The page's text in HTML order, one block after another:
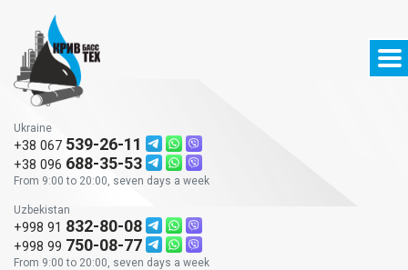
Ukraine
+38 067 539-26-11
+38 096 688-35-53
From 9:00 to 20:00, seven days a week
Uzbekistan
+998 91 832-80-08
+998 99 750-08-77
From 9:00 to 20:00, seven days a week